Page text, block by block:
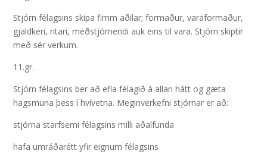
Stjórn félagsins skipa fimm aðilar; formaður, varaformaður,
gjaldkeri, ritari, meðstjórnendi auk eins til vara. Stjórn skiptir
með sér verkum.
11.gr.
Stjórn félagsins ber að efla félagið á allan hátt og gæta
hagsmuna þess í hvívetna. Meginverkefni stjórnar er að:
stjórna starfsemi félagsins milli aðalfunda
hafa umráðarétt yfir eignum félagsins